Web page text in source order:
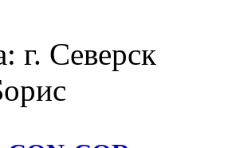
г. Северск